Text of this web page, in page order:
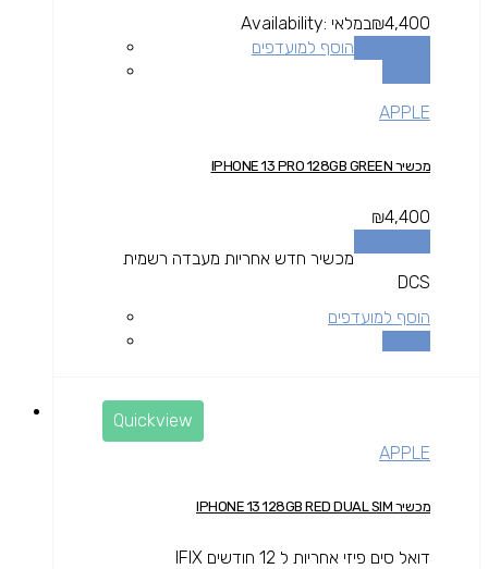
₪4,400
Availability: במלאי
הוסף למועדפים
APPLE
מכשיר IPHONE 13 PRO 128GB GREEN
₪4,400
מכשיר חדש אחריות מעבדה רשמית
DCS
הוסף למועדפים
Quickview
APPLE
מכשיר IPHONE 13 128GB RED DUAL SIM
דואל סים פיזי אחריות ל 12 חודשים IFIX